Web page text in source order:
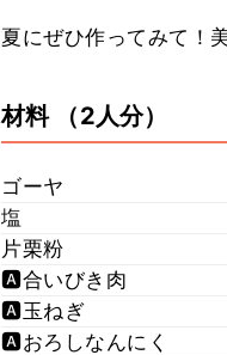
夏にぜひ作ってみて！
材料 （2人分）
ゴーヤ
塩
片栗粉
🅰️合いびき肉
🅰️玉ねぎ
🅰️おろしなんにく